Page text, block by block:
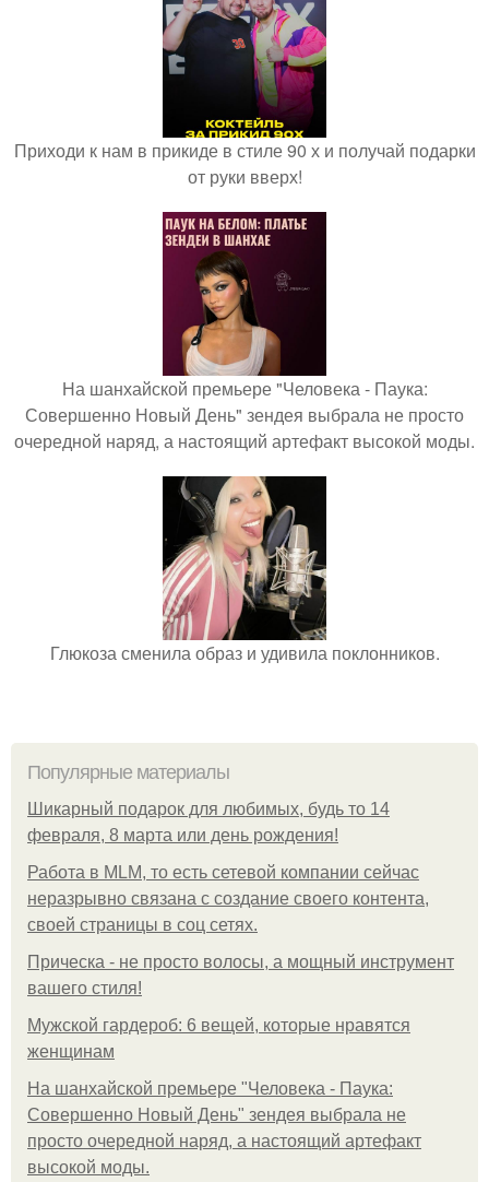
Приходи к нам в прикиде в стиле 90 х и получай подарки
от руки вверх!
На шанхайской премьере "Человека - Паука:
Совершенно Новый День" зендея выбрала не просто
очередной наряд, а настоящий артефакт высокой моды.
Глюкоза сменила образ и удивила поклонников.
Популярные материалы
Шикарный подарок для любимых, будь то 14
февраля, 8 марта или день рождения!
Работа в MLM, то есть сетевой компании сейчас
неразрывно связана с создание своего контента,
своей страницы в соц сетях.
Прическа - не просто волосы, а мощный инструмент
вашего стиля!
Мужской гардероб: 6 вещей, которые нравятся
женщинам
На шанхайской премьере "Человека - Паука:
Совершенно Новый День" зендея выбрала не
просто очередной наряд, а настоящий артефакт
высокой моды.